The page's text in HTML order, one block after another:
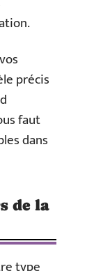
précis
faut
dans
de la